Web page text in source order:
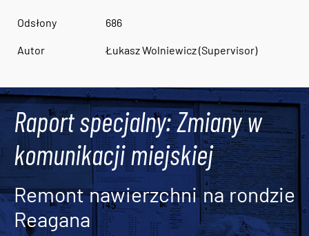
Odsłony 686
Autor Łukasz Wolniewicz (Supervisor)
Raport specjalny: Zmiany w
komunikacji miejskiej
Remont nawierzchni na rondzie
Reagana